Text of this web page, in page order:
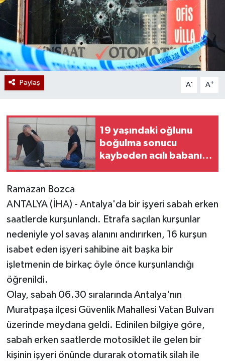
Paylaş A- A+
19 yaşındaki oğlunu
boğulma sonucu
kaybeden acılı babanın
Ramazan Bozca
ANTALYA (İHA) - Antalya'da bir işyeri sabah erken
saatlerde kurşunlandı. Etrafa saçılan kurşunlar
nedeniyle yol savaş alanını andırırken, 16 kurşun
isabet eden işyeri sahibine ait başka bir
işletmenin de birkaç öyle önce kurşunlandığı
öğrenildi.
Olay, sabah 06.30 sıralarında Antalya'nın
Muratpaşa ilçesi Güvenlik Mahallesi Vatan Bulvarı
üzerinde meydana geldi. Edinilen bilgiye göre,
sabah erken saatlerde motosiklet ile gelen bir
kişinin işyeri önünde durarak otomatik silah ile